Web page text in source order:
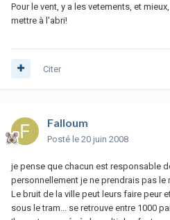
Pour le vent, y a les vetements, et
mettre à l'abri!
Citer
Falloum
Posté le 20 juin 2008
je pense que chacun est responsable
personnellement je ne prendrais pas le
Le bruit de la ville peut leurs faire peur
sous le tram... se retrouve entre 1000